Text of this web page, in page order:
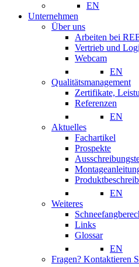
EN
Unternehmen
Über uns
Arbeiten bei
Vertrieb und
Webcam
EN
Qualitätsmanagement
Zertifikate,
Referenzen
EN
Aktuelles
Fachartikel
Prospekte
EN
Weiteres
Links
Glossar
EN
Fragen? Kontaktieren